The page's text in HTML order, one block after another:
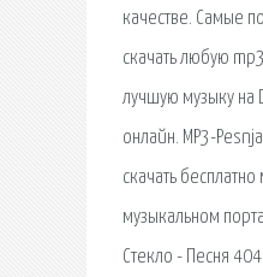
качестве. Самые
скачать любую
лучшую музыку на
онлайн. MP3-
скачать
музыкальном
Стекло - Песня